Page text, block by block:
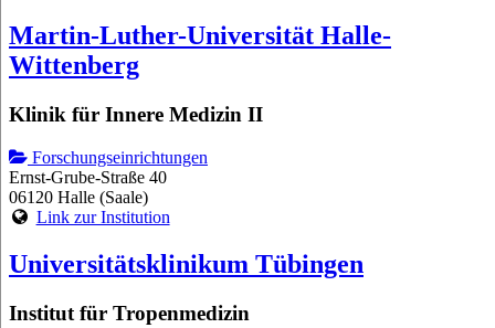
Martin-Luther-Universität Halle-
Wittenberg
Klinik für Innere Medizin II
Forschungseinrichtungen
Ernst-Grube-Straße 40
06120 Halle (Saale)
Link zur Institution
Universitätsklinikum Tübingen
Institut für Tropenmedizin